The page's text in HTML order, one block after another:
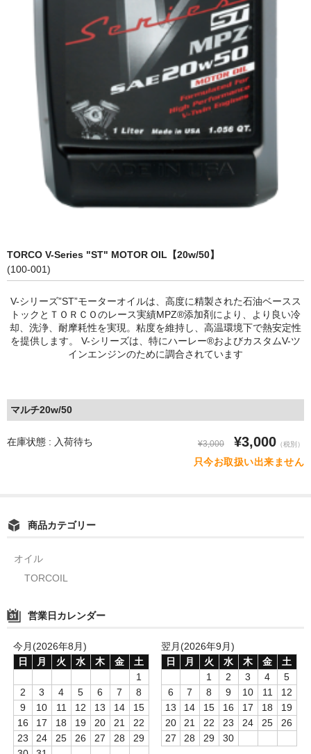
TORCO V-Series "ST" MOTOR OIL【20w/50】
(100-001)
V-シリーズ”ST”モーターオイルは、高度に精製された石油ベースス
トックとＴＯＲＣＯのレース実績MPZ®添加剤により、より良い冷
却、洗浄、耐摩耗性を実現。粘度を維持し、高温環境下で熱安定性
を提供します。 V-シリーズは、特にハーレー®およびカスタムV-ツ
インエンジンのために調合されています
マルチ20w/50
在庫状態 : 入荷待ち ¥3,000 ¥3,000 （税別）
只今お取扱い出来ません
商品カテゴリー
オイル
TORCOIL
営業日カレンダー
今月(2026年8月)
日
月 火 水 木 金
土
1
2
3 4 5 6 7
8
9
10 11 12 13 14
15
16
17 18 19 20 21
22
23
24 25 26 27 28
29
翌月(2026年9月)
日
月 火 水 木 金
土
1
2 3 4
5
6
7 8 9 10 11
12
13
14 15 16 17 18
19
20
21 22 23 24 25
26
27
28 29
30